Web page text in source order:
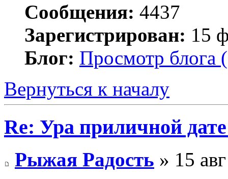
Сообщения: 4437
Зарегистрирован: 15
Блог: Просмотр блога
Вернуться к началу
Re: Ура приличной
Рыжая Радость » 15